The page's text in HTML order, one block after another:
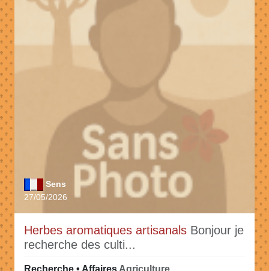
Sens
27/05/2026
Herbes aromatiques artisanals Bonjour je
recherche des culti...
Recherche • Affaires Agriculture